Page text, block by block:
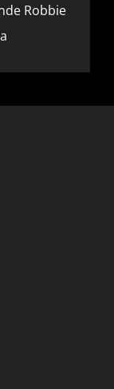
Robbie